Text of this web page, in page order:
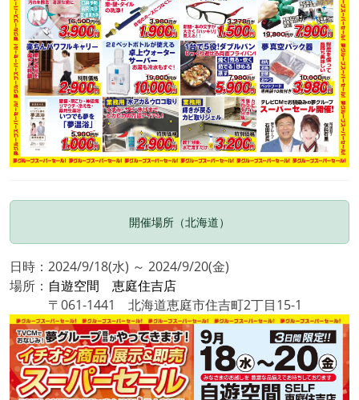
開催場所（北海道）
日時：2024/9/18(水) ～ 2024/9/20(金)
場所： 自遊空間 恵庭住吉店
〒061-1441 北海道恵庭市住吉町2丁目15-1